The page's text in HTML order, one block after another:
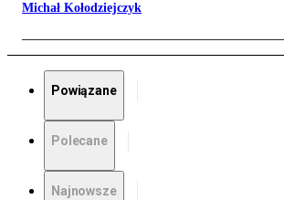
Michał Kołodziejczyk
Powiązane
Polecane
Najnowsze